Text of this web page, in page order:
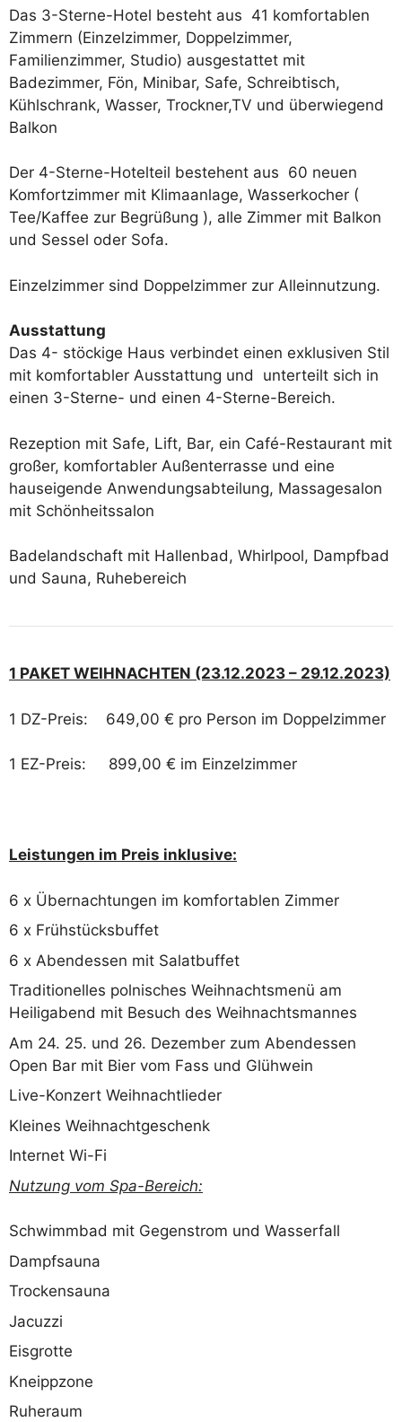
Das 3-Sterne-Hotel besteht aus 41 komfortablen
Zimmern (Einzelzimmer, Doppelzimmer,
Familienzimmer, Studio) ausgestattet mit
Badezimmer, Fön, Minibar, Safe, Schreibtisch,
Kühlschrank, Wasser, Trockner,TV und überwiegend
Balkon
Der 4-Sterne-Hotelteil bestehent aus 60 neuen
Komfortzimmer mit Klimaanlage, Wasserkocher (
Tee/Kaffee zur Begrüßung ), alle Zimmer mit Balkon
und Sessel oder Sofa.
Einzelzimmer sind Doppelzimmer zur Alleinnutzung.
Ausstattung
Das 4- stöckige Haus verbindet einen exklusiven Stil
mit komfortabler Ausstattung und unterteilt sich in
einen 3-Sterne- und einen 4-Sterne-Bereich.
Rezeption mit Safe, Lift, Bar, ein Café-Restaurant mit
großer, komfortabler Außenterrasse und eine
hauseigende Anwendungsabteilung, Massagesalon
mit Schönheitssalon
Badelandschaft mit Hallenbad, Whirlpool, Dampfbad
und Sauna, Ruhebereich
1 PAKET WEIHNACHTEN (23.12.2023 – 29.12.2023)
1 DZ-Preis: 649,00 € pro Person im Doppelzimmer
1 EZ-Preis: 899,00 € im Einzelzimmer
Leistungen im Preis inklusive:
6 x Übernachtungen im komfortablen Zimmer
6 x Frühstücksbuffet
6 x Abendessen mit Salatbuffet
Traditionelles polnisches Weihnachtsmenü am
Heiligabend mit Besuch des Weihnachtsmannes
Am 24. 25. und 26. Dezember zum Abendessen
Open Bar mit Bier vom Fass und Glühwein
Live-Konzert Weihnachtlieder
Kleines Weihnachtgeschenk
Internet Wi-Fi
Nutzung vom Spa-Bereich:
Schwimmbad mit Gegenstrom und Wasserfall
Dampfsauna
Trockensauna
Jacuzzi
Eisgrotte
Kneippzone
Ruheraum